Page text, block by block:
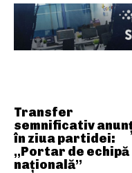
Transfer
semnificativ
în ziua partidei:
„Portar de echipă
națională”